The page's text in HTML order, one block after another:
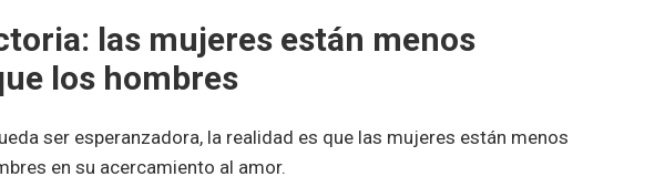
las mujeres están menos
los hombres
ser esperanzadora, la realidad es que las mujeres están menos
en su acercamiento al amor.